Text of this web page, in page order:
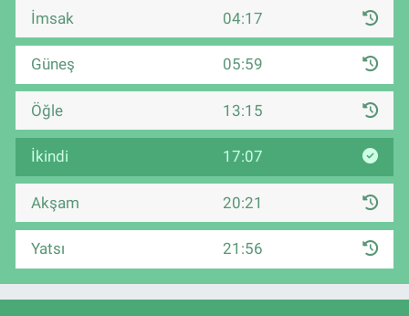
İmsak 04:17
Güneş 05:59
Öğle 13:15
İkindi 17:07
Akşam 20:21
Yatsı 21:56